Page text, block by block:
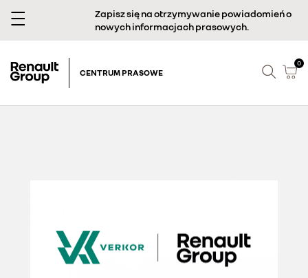
Zapisz się na otrzymywanie powiadomień o
nowych informacjach prasowych.
CENTRUM PRASOWE
0